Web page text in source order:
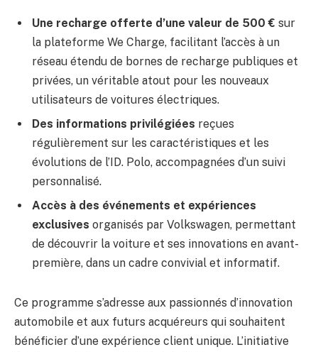
Une recharge offerte d’une valeur de 500 € sur
la plateforme We Charge, facilitant l’accès à un
réseau étendu de bornes de recharge publiques et
privées, un véritable atout pour les nouveaux
utilisateurs de voitures électriques.
Des informations privilégiées reçues
régulièrement sur les caractéristiques et les
évolutions de l’ID. Polo, accompagnées d’un suivi
personnalisé.
Accès à des événements et expériences
exclusives organisés par Volkswagen, permettant
de découvrir la voiture et ses innovations en avant-
première, dans un cadre convivial et informatif.
Ce programme s’adresse aux passionnés d’innovation
automobile et aux futurs acquéreurs qui souhaitent
bénéficier d’une expérience client unique. L’initiative